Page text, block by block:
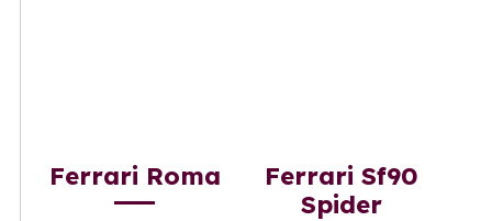
Ferrari Roma
Ferrari Sf90
Spider